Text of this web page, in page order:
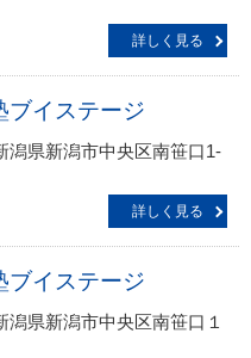
詳しく見る
ブイステージ
潟県新潟市中央区南笹口1-
詳しく見る
ブイステージ
潟県新潟市中央区南笹口１